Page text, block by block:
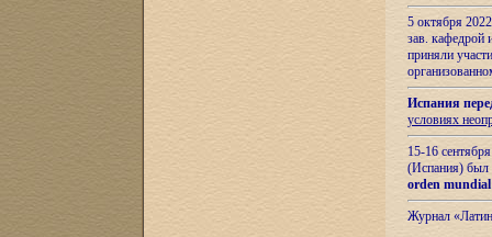
5 октября
зав.
приняли
Испания
условиях
15-16
(Испания) был
orden
Журнал